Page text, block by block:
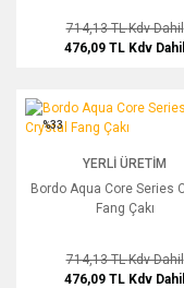
714,13 TLKdv Dahil
476,09 TL Kdv Dahil
Bordo Aqua Core Series
%33
YERLI ÜRETIM
Bordo Aqua Core Series
Fang Çakı
714,13 TLKdv Dahil
476,09 TL Kdv Dahil